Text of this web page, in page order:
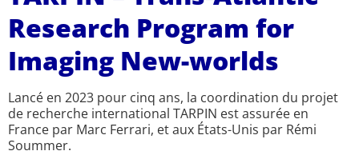
Research Program for
Imaging New-worlds
Lancé en 2023 pour cinq ans, la coordination du projet
de recherche international TARPIN est assurée en
France par Marc Ferrari, et aux États-Unis par Rémi
Soummer.